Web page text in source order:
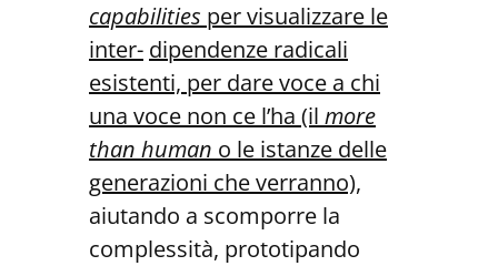
capabilities per visualizzare le
inter- dipendenze radicali
esistenti, per dare voce a chi
una voce non ce l’ha (il more
than human o le istanze delle
generazioni che verranno),
aiutando a scomporre la
complessità, prototipando